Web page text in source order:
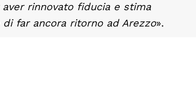
rinnovato fiducia e stima
far ancora ritorno ad Arezzo».